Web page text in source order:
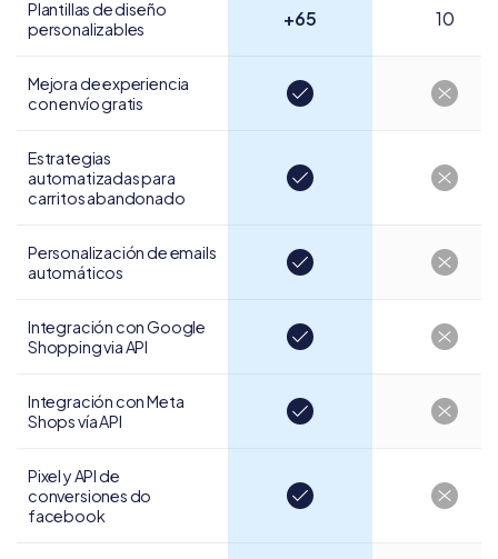
Plantillas de diseño
personalizables
+65 10
Mejora de experiencia
con envío gratis
Estrategias
automatizadas para
carritos abandonado
Personalización deemails
automáticos
Integración con Google
Shopping via API
Integración conMeta
Shops vía API
Pixel y API de
conversiones do
facebook